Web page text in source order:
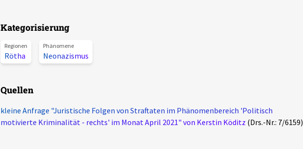
Kategorisierung
Regionen
Rötha
Phänomene
Neonazismus
Quellen
kleine Anfrage "Juristische Folgen von Straftaten im Phänomenbereich 'Politisch
motivierte Kriminalität - rechts' im Monat April 2021" von Kerstin Köditz (Drs.-Nr.: 7/6159)